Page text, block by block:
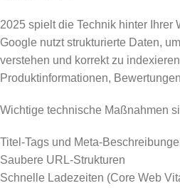
2025 spielt die Technik hinter Ihrer
Google nutzt strukturierte Daten,
verstehen und korrekt zu
Produktinformationen,
Wichtige technische Maßnahmen
Titel-Tags und Meta-
Saubere URL-Strukturen
Schnelle Ladezeiten (Core Web